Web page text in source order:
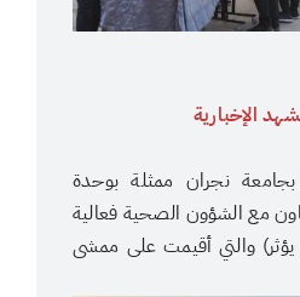
الإخبارية
نجران ممثلة بوحدة
مع الشؤون الصحية فعالية
والتي أقيمت على ممشى